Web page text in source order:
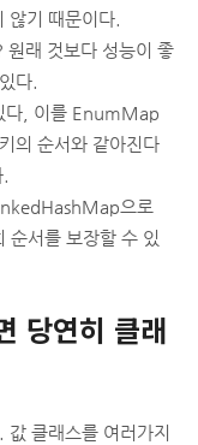
않기 때문이다.
원래 것보다 성능이 좋
다.
다, 이를 EnumMap
의 순서와 같아진다
으로
순서를 보장할 수 있
당연히 클래
클래스를 여러가지